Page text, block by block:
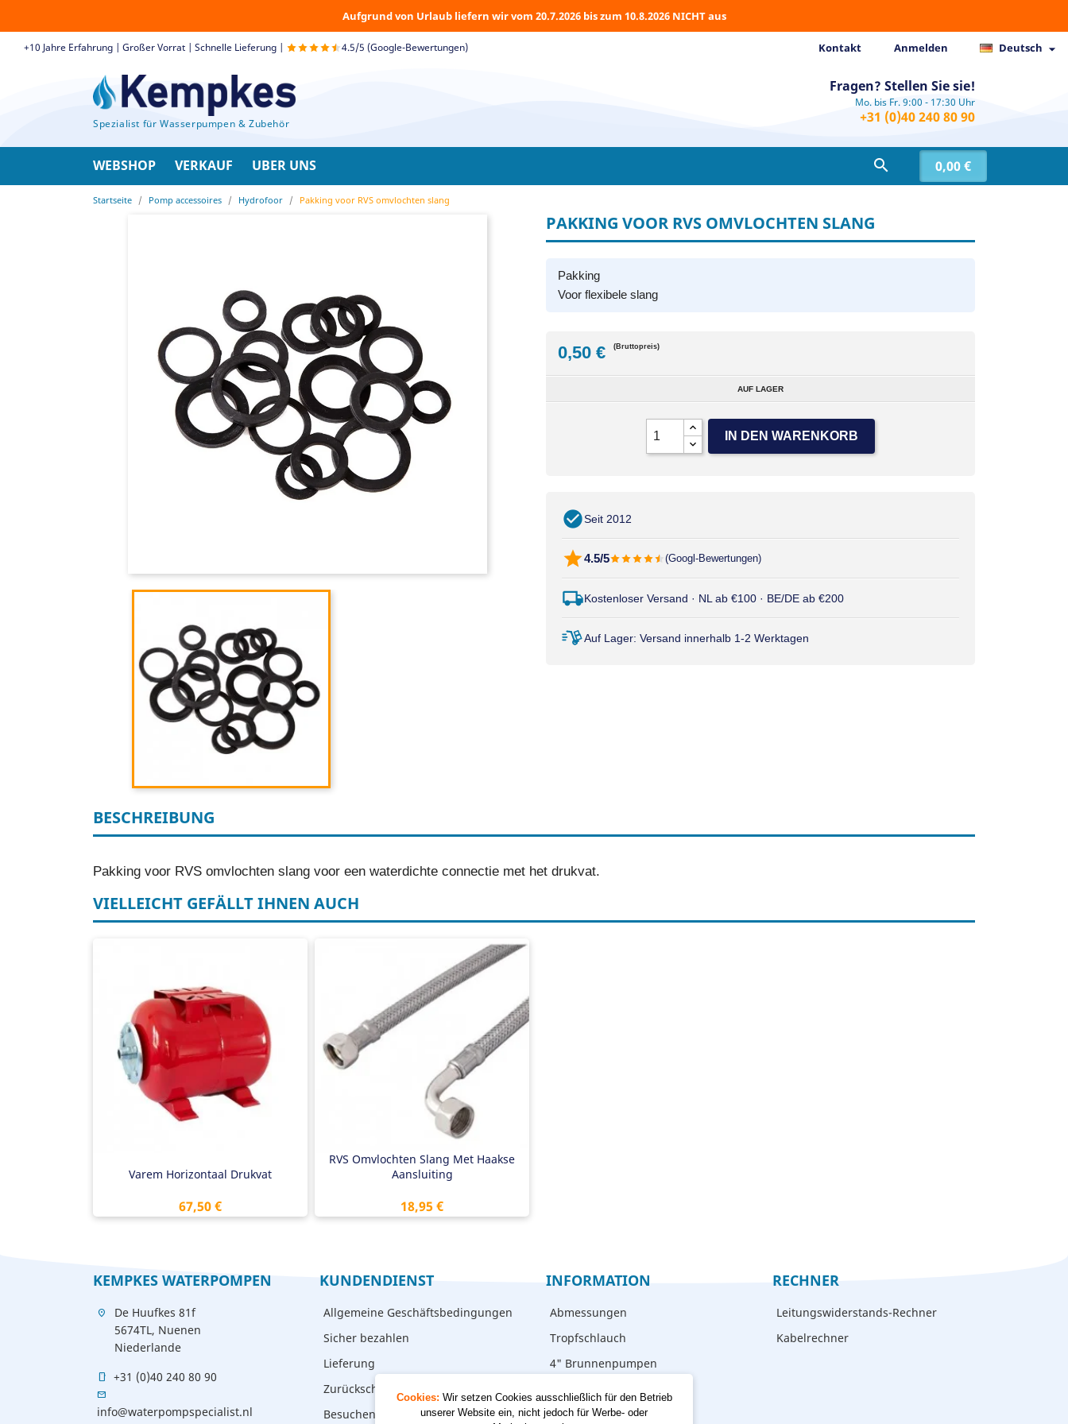
Aufgrund von Urlaub liefern wir vom 20.7.2026 bis zum 10.8.2026 NICHT aus
+10 Jahre Erfahrung | Großer Vorrat | Schnelle Lieferung | 4.5/5 (Google-Bewertungen) Kontakt Anmelden Deutsch 
Spezialist für Wasserpumpen & Zubehör
Fragen? Stellen Sie sie!
Mo. bis Fr. 9:00 - 17:30 Uhr
+31 (0)40 240 80 90
0,00 €

WEBSHOP VERKAUF UBER UNS
Startseite Pomp accessoires Hydrofoor Pakking voor RVS omvlochten slang
PAKKING VOOR RVS OMVLOCHTEN SLANG
Pakking
Voor flexibele slang
0,50 € (Bruttopreis)
AUF LAGER
IN DEN WARENKORB
Seit 2012
4.5/5 (Googl-Bewertungen)
Kostenloser Versand · NL ab €100 · BE/DE ab €200
Auf Lager: Versand innerhalb 1-2 Werktagen
BESCHREIBUNG
Pakking voor RVS omvlochten slang voor een waterdichte connectie met het drukvat.
VIELLEICHT GEFÄLLT IHNEN AUCH
Varem Horizontaal Drukvat
Preis
67,50 €
Horizontale hydrofoortank
20 liter
Rood of blauw gecoat
1" aansluiting
EU topkwaliteit
RVS Omvlochten Slang Met Haakse
Aansluiting
Preis
18,95 €
RVS omvlochten slang
Haakse binnendraad aansluiting
1" aansluiting
KEMPKES WATERPOMPEN
location_on
De Huufkes 81f
5674TL, Nuenen
Niederlande
mobile +31 (0)40 240 80 90
mail
info@waterpompspecialist.nl
KUNDENDIENST
Allgemeine Geschäftsbedingungen
Sicher bezahlen
Lieferung
Zurückschicken
Besuchen – abholen
INFORMATION
Abmessungen
Tropfschlauch
4" Brunnenpumpen
RECHNER
Leitungswiderstands-Rechner
Kabelrechner
Cookies: Wir setzen Cookies ausschließlich für den Betrieb
unserer Website ein, nicht jedoch für Werbe- oder